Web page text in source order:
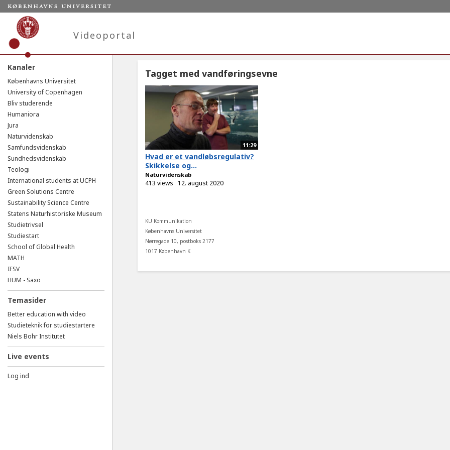
Videoportal
Kanaler
Københavns Universitet
University of Copenhagen
Bliv studerende
Humaniora
Jura
Naturvidenskab
Samfundsvidenskab
Sundhedsvidenskab
Teologi
International students at UCPH
Green Solutions Centre
Sustainability Science Centre
Statens Naturhistoriske Museum
Studietrivsel
Studiestart
School of Global Health
MATH
IFSV
HUM - Saxo
Temasider
Better education with video
Studieteknik for studiestartere
Niels Bohr Institutet
Live events
Log ind
Tagget med vandføringsevne
11:29
Hvad er et vandløbsregulativ?
Skikkelse og...
Naturvidenskab
413 views 12. august 2020
KU Kommunikation
Københavns Universitet
Nørregade 10, postboks 2177
1017 København K